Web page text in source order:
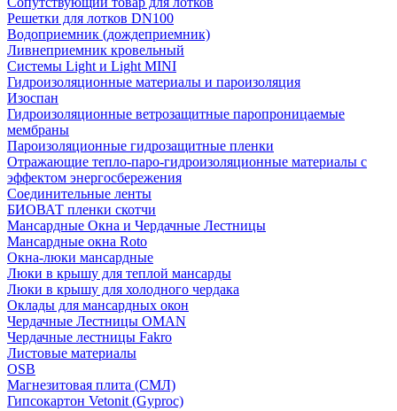
Решетки для лотков DN100
Водоприемник (дождеприемник)
Ливнеприемник кровельный
Системы Light и Light MINI
Гидроизоляционные материалы и пароизоляция
Изоспан
Гидроизоляционные ветрозащитные паропроницаемые
мембраны
Пароизоляционные гидрозащитные пленки
Отражающие тепло-паро-гидроизоляционные материалы с
эффектом энергосбережения
Соединительные ленты
БИОВАТ пленки скотчи
Мансардные Окна и Чердачные Лестницы
Мансардные окна Roto
Окна-люки мансардные
Люки в крышу для теплой мансарды
Люки в крышу для холодного чердака
Оклады для мансардных окон
Чердачные Лестницы OMAN
Чердачные лестницы Fakro
Листовые материалы
OSB
Магнезитовая плита (СМЛ)
Гипсокартон Vetonit (Gyproc)